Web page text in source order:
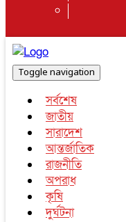
Toggle navigation
সর্বশেষ
জাতীয়
সারাদেশ
আন্তর্জাতিক
রাজনীতি
অপরাধ
কৃষি
দুর্ঘটনা